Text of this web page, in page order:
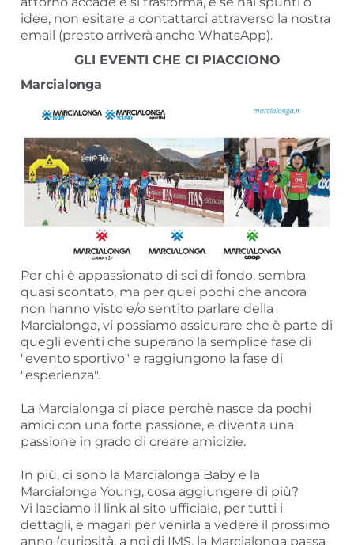
idee, non esitare a contattarci attraverso la nostra
email (presto arriverà anche WhatsApp).
GLI EVENTI CHE CI PIACCIONO
Marcialonga
Per chi è appassionato di sci di fondo, sembra
quasi scontato, ma per quei pochi che ancora
non hanno visto e/o sentito parlare della
Marcialonga, vi possiamo assicurare che è parte di
quegli eventi che superano la semplice fase di
"evento sportivo" e raggiungono la fase di
"esperienza".
La Marcialonga ci piace perchè nasce da pochi
amici con una forte passione, e diventa una
passione in grado di creare amicizie.
In più, ci sono la Marcialonga Baby e la
Marcialonga Young, cosa aggiungere di più?
Vi lasciamo il link al sito ufficiale, per tutti i
dettagli, e magari per venirla a vedere il prossimo
anno (curiosità, a noi di IMS, la Marcialonga passa